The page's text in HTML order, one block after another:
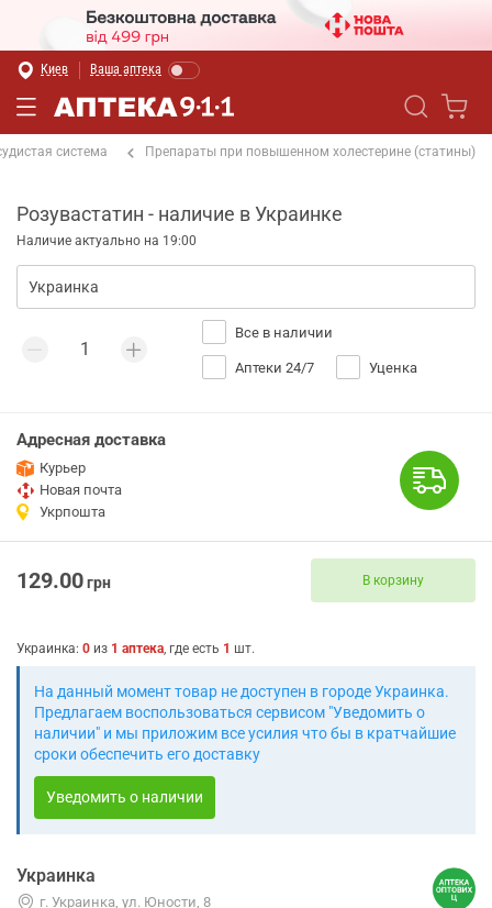
Киев Ваша аптека
система Препараты при повышенном холестерине (статины)
Розувастатин - наличие в Украинке
Наличие актуально на 19:00
Все в наличии
Аптеки 24/7 Уценка
Адресная доставка
Курьер
Новая почта
Укрпошта
129.00грн В корзину
Украинка: 0 из 1 аптека, где есть 1 шт.
На данный момент товар не доступен в городе Украинка.
Предлагаем воспользоваться сервисом "Уведомить о
наличии" и мы приложим все усилия что бы в кратчайшие
сроки обеспечить его доставку
Уведомить о наличии
Украинка
г. Украинка, ул. Юности, 8